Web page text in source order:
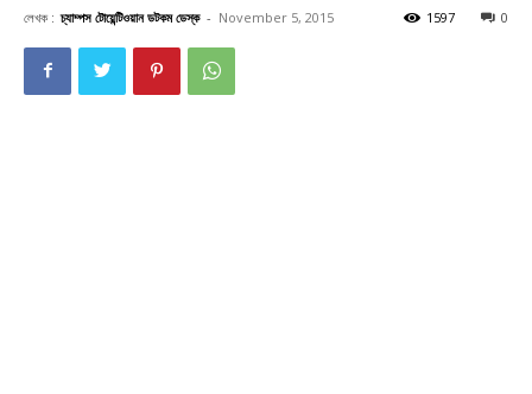
লেখক : চ্যাম্পস টোয়েন্টিওয়ান ডটকম ডেস্ক - November 5, 2015 0
1597